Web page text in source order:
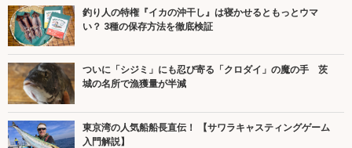
釣り人の特権『イカの沖干し』は寝かせるともっとウマ
い？ 3種の保存方法を徹底検証
ついに「シジミ」にも忍び寄る「クロダイ」の魔の手 茨
城の名所で漁獲量が半減
東京湾の人気船船長直伝！ 【サワラキャスティングゲーム
入門解説】